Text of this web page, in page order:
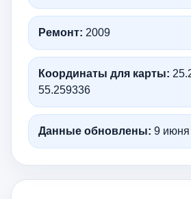
Ремонт: 2009
Координаты для карты:
55.259336
Данные обновлены: 9 июня